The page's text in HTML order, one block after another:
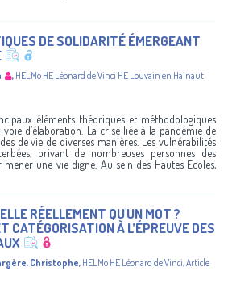
DE SOLIDARITÉ ÉMERGEANT
, HELMo HE Léonard de Vinci HE Louvain en Hainaut
éléments théoriques et méthodologiques
d’élaboration. La crise liée à la pandémie de
de vie de diverses manières. Les vulnérabilités
privant de nombreuses personnes des
mener une vie digne. Au sein des Hautes Ecoles,
RÉELLEMENT QU'UN MOT ?
CATÉGORISATION À L’ÉPREUVE DES
Christophe, HELMo HE Léonard de Vinci,Article